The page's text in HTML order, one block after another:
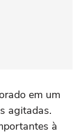
em um
agitadas.
à